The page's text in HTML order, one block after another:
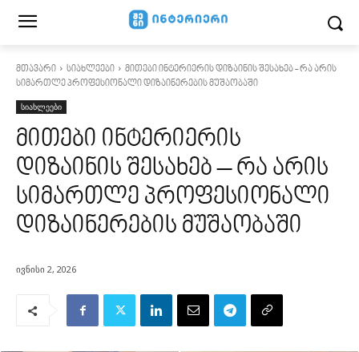
მთავარი სიახლეები
მითები ინტერიერის დიზაინის შესახებ - რა არის
სიმართლე პროფესიონალი დიზაინერების მუშაობაში
სიახლეები
მითები ინტერიერის
დიზაინის შესახებ – რა არის
სიმართლე პროფესიონალი
დიზაინერების მუშაობაში
ივნისი 2, 2026